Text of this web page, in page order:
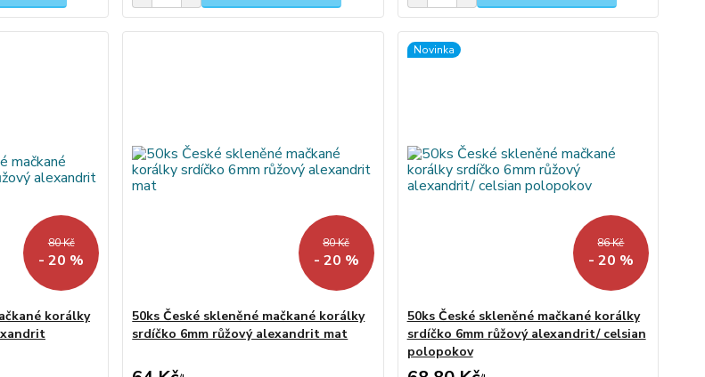
80 Kč
- 20 %
korálky
80 Kč
- 20 %
50ks České skleněné mačkané korálky
srdíčko 6mm růžový alexandrit mat
Novinka
86 Kč
- 20 %
50ks České skleněné mačkané korálky
srdíčko 6mm růžový alexandrit/ celsian
polopokov